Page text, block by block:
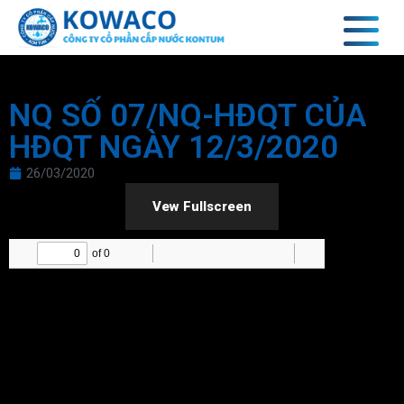
NQ SỐ 07/NQ-HĐQT CỦA
HĐQT NGÀY 12/3/2020
26/03/2020
Vew Fullscreen